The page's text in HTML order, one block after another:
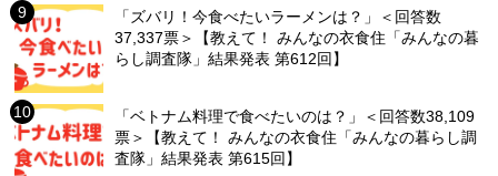
「ズバリ！今食べたいラーメンは？」＜回答数
37,337票＞【教えて！ みんなの衣食住「みんなの暮
らし調査隊」結果発表 第612回】
「ベトナム料理で食べたいのは？」＜回答数38,109
票＞【教えて！ みんなの衣食住「みんなの暮らし調
査隊」結果発表 第615回】